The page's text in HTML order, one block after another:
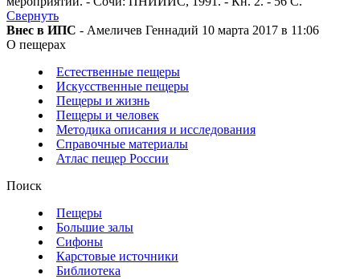
Свернуть
Внес в ИПС - Амеличев Геннадий 10 марта 2017 в 11:06
О пещерах
Естественные пещеры
Искусственные пещеры
Пещеры и жизнь
Пещеры и человек
Методика описания и исследования
Справочные материалы
Атлас пещер России
Поиск
Пещеры
Большие залы
Сифоны
Карстовые источники
Библиотека